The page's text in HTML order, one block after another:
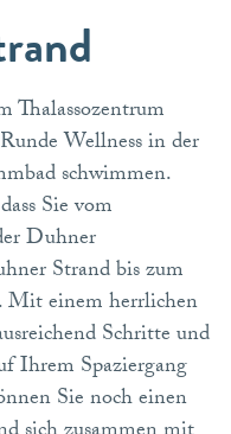
Thalassozentrum
Wellness in der
schwimmen.
Sie vom
Duhner
Strand bis zum
Mit einem herrlichen
Schritte und
Ihrem Spaziergang
Sie noch einen